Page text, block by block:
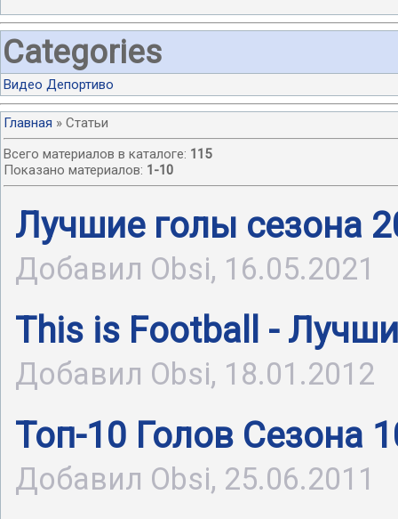
Categories
Видео Депортиво
Главная » Статьи
Всего материалов в каталоге: 115
Показано материалов: 1-10
Лучшие голы сезона
Добавил Obsi, 16.05.2021
This is Football -
Добавил Obsi, 18.01.2012
Топ-10 Голов Сезона
Добавил Obsi, 25.06.2011